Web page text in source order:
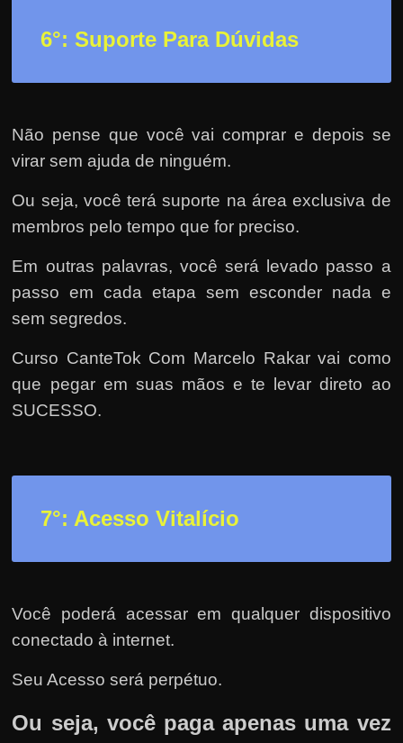
6°: Suporte Para Dúvidas
Não pense que você vai comprar e depois se
virar sem ajuda de ninguém.
Ou seja, você terá suporte na área exclusiva de
membros pelo tempo que for preciso.
Em outras palavras, você será levado passo a
passo em cada etapa sem esconder nada e
sem segredos.
Curso CanteTok Com Marcelo Rakar vai como
que pegar em suas mãos e te levar direto ao
SUCESSO.
7°: Acesso Vitalício
Você poderá acessar em qualquer dispositivo
conectado à internet.
Seu Acesso será perpétuo.
Ou seja, você paga apenas uma vez